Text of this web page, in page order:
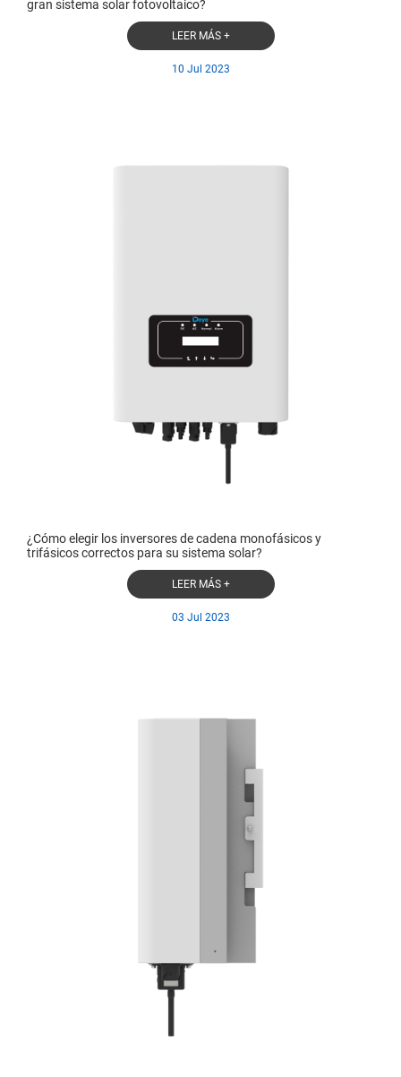
gran sistema solar fotovoltaico?
LEER MÁS +
10 Jul 2023
¿Cómo elegir los inversores de cadena monofásicos y
trifásicos correctos para su sistema solar?
LEER MÁS +
03 Jul 2023